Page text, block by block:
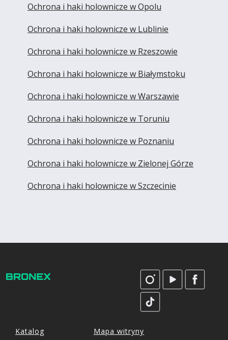
Ochrona i haki holownicze w Opolu
Ochrona i haki holownicze w Lublinie
Ochrona i haki holownicze w Rzeszowie
Ochrona i haki holownicze w Białymstoku
Ochrona i haki holownicze w Warszawie
Ochrona i haki holownicze w Toruniu
Ochrona i haki holownicze w Poznaniu
Ochrona i haki holownicze w Zielonej Górze
Ochrona i haki holownicze w Szczecinie
Katalog
Mapa witryny